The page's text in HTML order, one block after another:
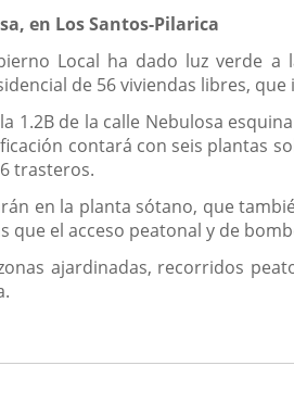
en Los Santos-Pilarica
Local ha dado luz verde a
de 56 viviendas libres,
1.2B de la calle Nebulosa
contará con seis plantas
trasteros.
en la planta sótano, que
que el acceso peatonal y de
ajardinadas, recorridos